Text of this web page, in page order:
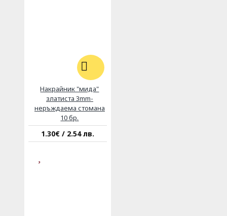
Накрайник "мида"
златиста 3mm-
неръждаема стомана
10 бр.
1.30€ / 2.54 лв.